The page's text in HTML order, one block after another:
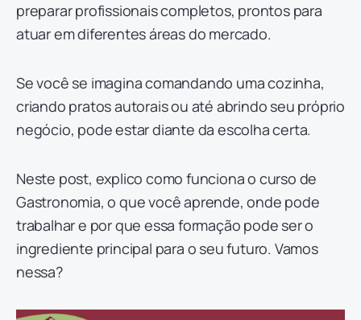
preparar profissionais completos, prontos para
atuar em diferentes áreas do mercado.
Se você se imagina comandando uma cozinha,
criando pratos autorais ou até abrindo seu próprio
negócio, pode estar diante da escolha certa.
Neste post, explico como funciona o curso de
Gastronomia, o que você aprende, onde pode
trabalhar e por que essa formação pode ser o
ingrediente principal para o seu futuro. Vamos
nessa?